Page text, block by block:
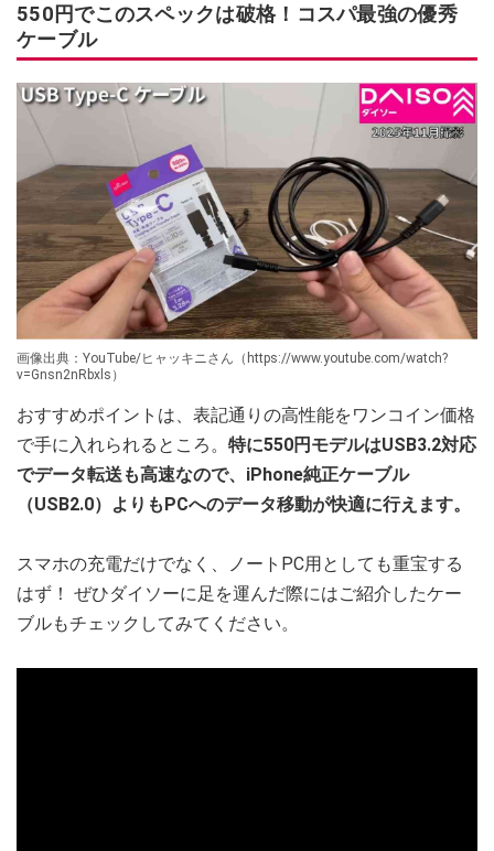
550円でこのスペックは破格！コスパ最強の優秀
ケーブル
画像出典：YouTube/ヒャッキニさん（https://www.youtube.com/watch?
v=Gnsn2nRbxls）
おすすめポイントは、表記通りの高性能をワンコイン価格
で手に入れられるところ。 特に550円モデルはUSB3.2対応
でデータ転送も高速なので、iPhone純正ケーブル
（USB2.0）よりもPCへのデータ移動が快適に行えます。
スマホの充電だけでなく、ノートPC用としても重宝する
はず！ ぜひダイソーに足を運んだ際にはご紹介したケー
ブルもチェックしてみてください。